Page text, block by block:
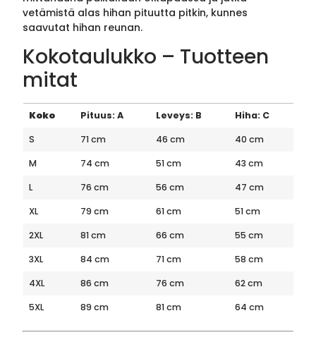
vetämistä alas hihan pituutta pitkin, kunnes
saavutat hihan reunan.
Kokotaulukko – Tuotteen
mitat
Koko Pituus: A Leveys: B
Hiha: C
S
71 cm 46 cm
40 cm
M
74 cm 51 cm
43 cm
L
76 cm 56 cm
47 cm
XL
79 cm 61 cm
51 cm
2XL
81 cm 66 cm
55 cm
3XL
84 cm 71 cm
58 cm
4XL
86 cm 76 cm
62 cm
5XL
89 cm 81 cm 64 cm